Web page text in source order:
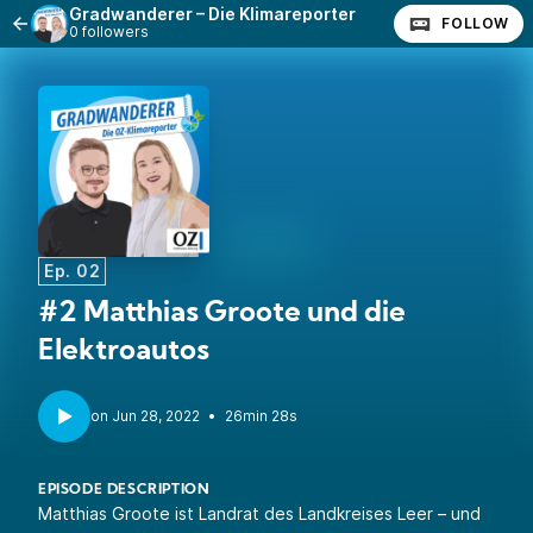
Gradwanderer – Die Klimareporter
0 followers FOLLOW
Ep. 02
#2 Matthias Groote und die
Elektroautos
• 26min 28s
EPISODE DESCRIPTION
Matthias Groote ist Landrat des Landkreises Leer – und